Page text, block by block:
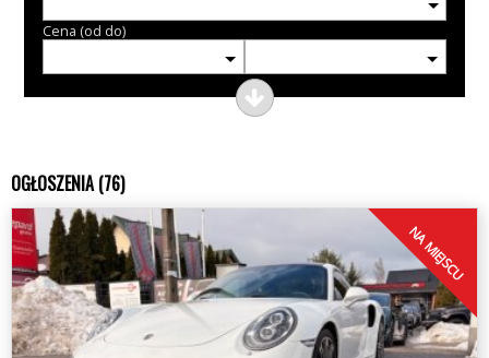
Cena (od do)
OGŁOSZENIA (76)
NA MIEJSCU